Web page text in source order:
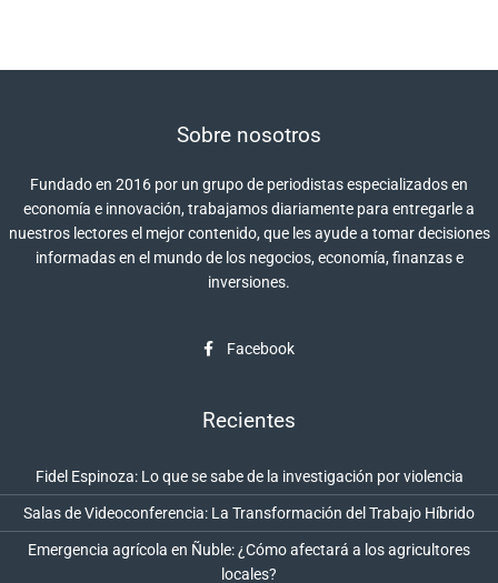
Sobre nosotros
Fundado en 2016 por un grupo de periodistas especializados en
economía e innovación, trabajamos diariamente para entregarle a
nuestros lectores el mejor contenido, que les ayude a tomar decisiones
informadas en el mundo de los negocios, economía, finanzas e
inversiones.
Facebook
Recientes
Fidel Espinoza: Lo que se sabe de la investigación por violencia
Salas de Videoconferencia: La Transformación del Trabajo Híbrido
Emergencia agrícola en Ñuble: ¿Cómo afectará a los agricultores
locales?